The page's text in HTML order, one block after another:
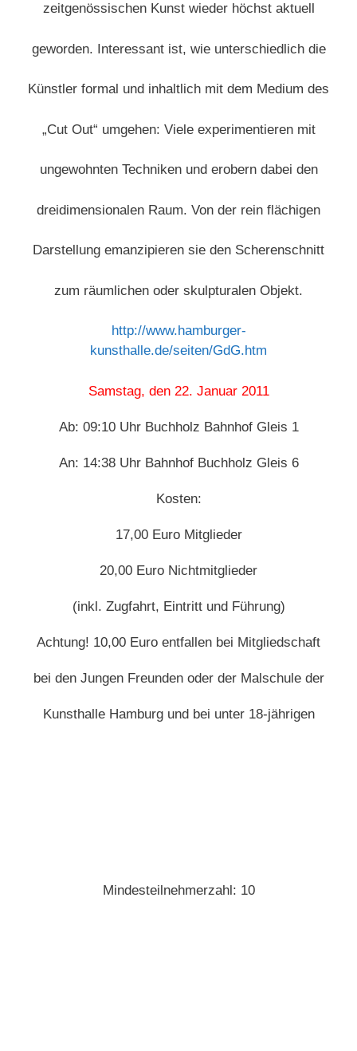
zeitgenössischen Kunst wieder höchst aktuell
geworden. Interessant ist, wie unterschiedlich die
Künstler formal und inhaltlich mit dem Medium des
„Cut Out“ umgehen: Viele experimentieren mit
ungewohnten Techniken und erobern dabei den
dreidimensionalen Raum. Von der rein flächigen
Darstellung emanzipieren sie den Scherenschnitt
zum räumlichen oder skulpturalen Objekt.
http://www.hamburger-
kunsthalle.de/seiten/GdG.htm
Samstag, den 22. Januar 2011
Ab: 09:10 Uhr Buchholz Bahnhof Gleis 1
An: 14:38 Uhr Bahnhof Buchholz Gleis 6
Kosten:
17,00 Euro Mitglieder
20,00 Euro Nichtmitglieder
(inkl. Zugfahrt, Eintritt und Führung)
Achtung! 10,00 Euro entfallen bei Mitgliedschaft
bei den Jungen Freunden oder der Malschule der
Kunsthalle Hamburg und bei unter 18-jährigen
Mindesteilnehmerzahl: 10